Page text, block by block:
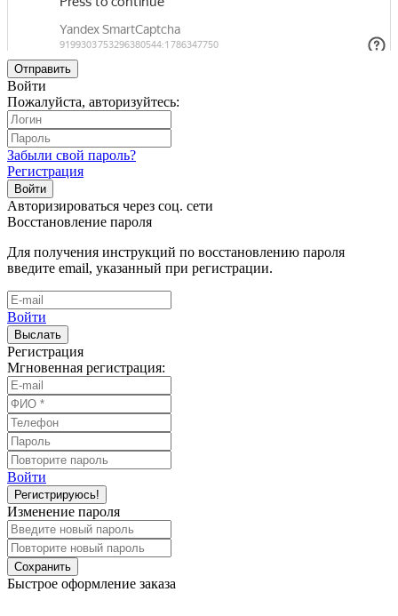
Отправить
Войти
Пожалуйста, авторизуйтесь:
Забыли свой пароль?
Регистрация
Войти
Авторизироваться через соц. сети
Восстановление пароля
Для получения инструкций по восстановлению пароля
введите email, указанный при регистрации.
Войти
Выслать
Регистрация
Мгновенная регистрация:
Войти
Регистрируюсь!
Изменение пароля
Сохранить
Быстрое оформление заказа